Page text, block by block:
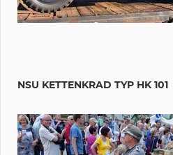
NSU KETTENKRAD TYP HK 101